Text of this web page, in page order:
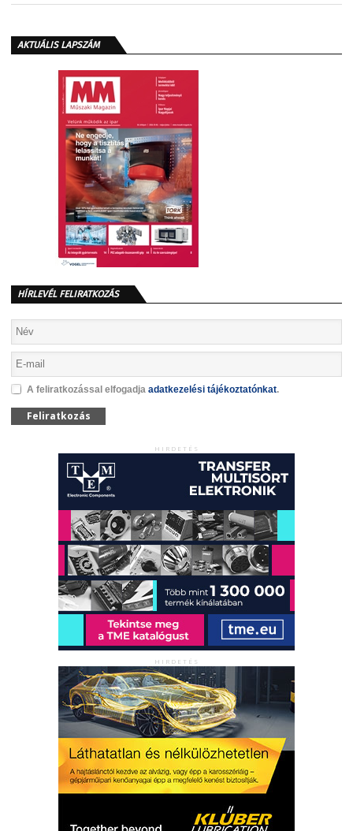
AKTUÁLIS LAPSZÁM
HÍRLEVÉL FELIRATKOZÁS
A feliratkozással elfogadja adatkezelési tájékoztatónkat.
Feliratkozás
HIRDETÉS
HIRDETÉS